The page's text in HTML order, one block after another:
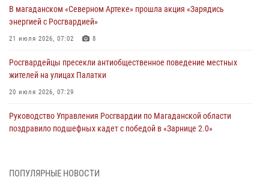
В магаданском «Северном Артеке» прошла акция «Зарядись
энергией с Росгвардией»
21 июля 2026, 07:02 8
Росгвардейцы пресекли антиобщественное поведение местных
жителей на улицах Палатки
20 июля 2026, 07:29
Руководство Управления Росгвардии по Магаданской области
поздравило подшефных кадет с победой в «Зарнице 2.0»
При содействии СОБР Росгвардии в Магадане задержан
ПОПУЛЯРНЫЕ НОВОСТИ